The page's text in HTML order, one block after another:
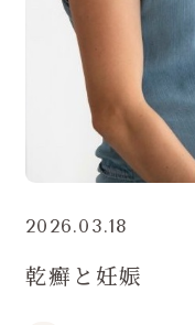
2026.03.18
乾癬と妊娠